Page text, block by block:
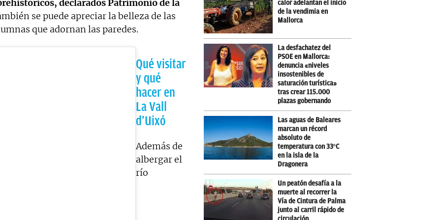
declarados Patrimonio de la
se puede apreciar la belleza de las
que adornan las paredes.
Qué visitar
y qué
hacer en
La Vall
d’Uixó
Además de
albergar el
río
calor adelantan el inicio
de la vendimia en
Mallorca
La desfachatez del
PSOE en Mallorca:
denuncia «niveles
insostenibles de
saturación turística»
tras crear 115.000
plazas gobernando
Las aguas de Baleares
marcan un récord
absoluto de
temperatura con 33ºC
en la isla de la
Dragonera
Un peatón desafía a la
muerte al recorrer la
Vía de Cintura de Palma
junto al carril rápido de